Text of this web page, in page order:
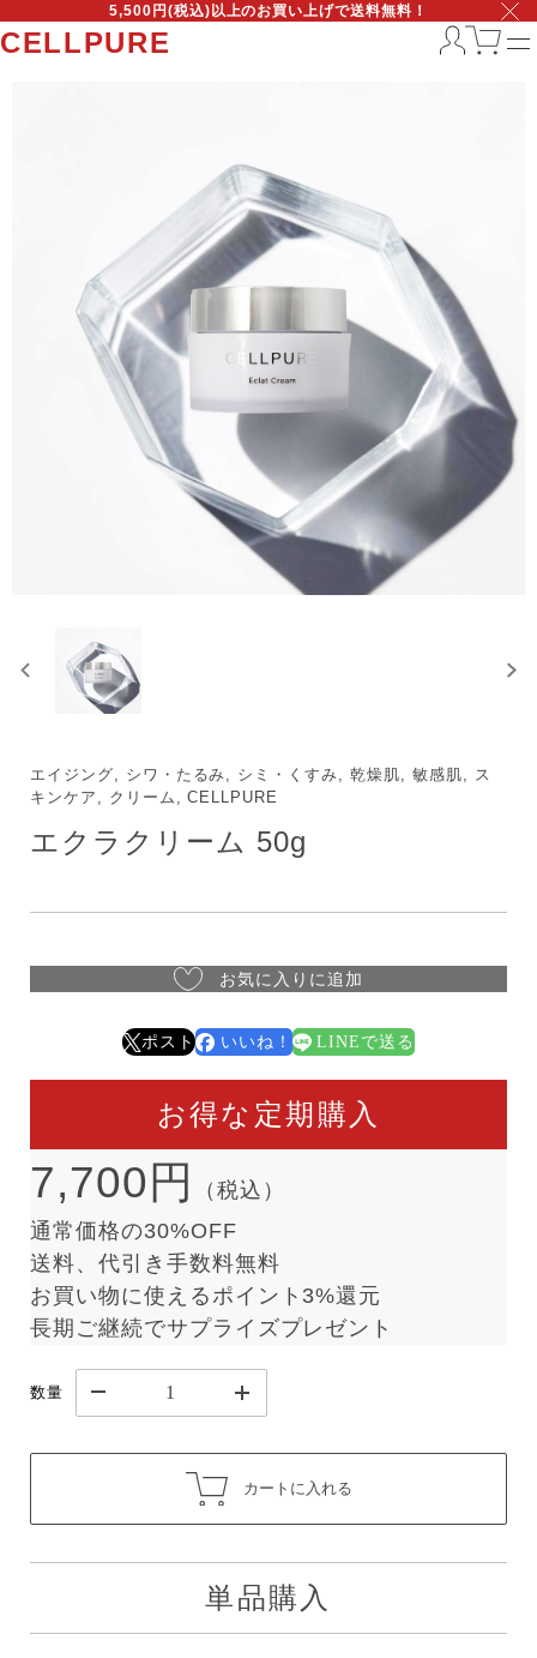
5,500円(税込)以上のお買い上げで送料無料！
CELLPURE
エイジング, シワ・たるみ, シミ・くすみ, 乾燥肌, 敏感肌, ス
キンケア, クリーム, CELLPURE
エクラクリーム 50g
お気に入りに追加
ポスト いいね！ LINEで送る
お得な定期購入
7,700円
（税込）
通常価格の30%OFF
送料、代引き手数料無料
お買い物に使えるポイント3%還元
長期ご継続でサプライズプレゼント
数量
カートに入れる
単品購入